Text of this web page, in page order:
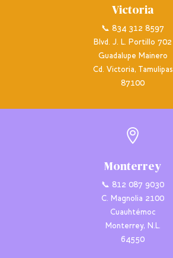
Victoria
📞 834 312 8597
Blvd. J. L. Portillo 702
Guadalupe Mainero
Cd. Victoria, Tamulipas
87100

Monterrey
📞 812 087 9030
C. Magnolia 2100
Cuauhtémoc
Monterrey, N.L.
64550